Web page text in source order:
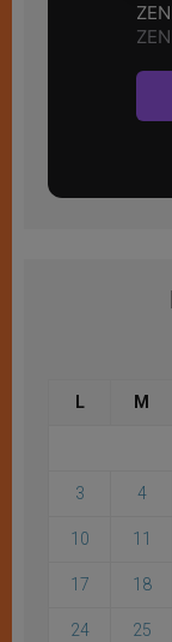
L M
3 4
10 11
17 18
24 25